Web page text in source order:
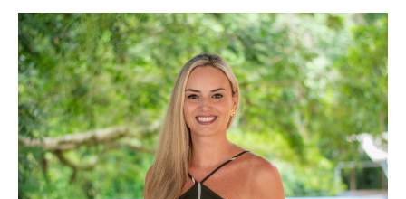
Escolha a vaga que você
quer concorrer:
vagas para início de curso
vagas a partir do 2º ano de curso